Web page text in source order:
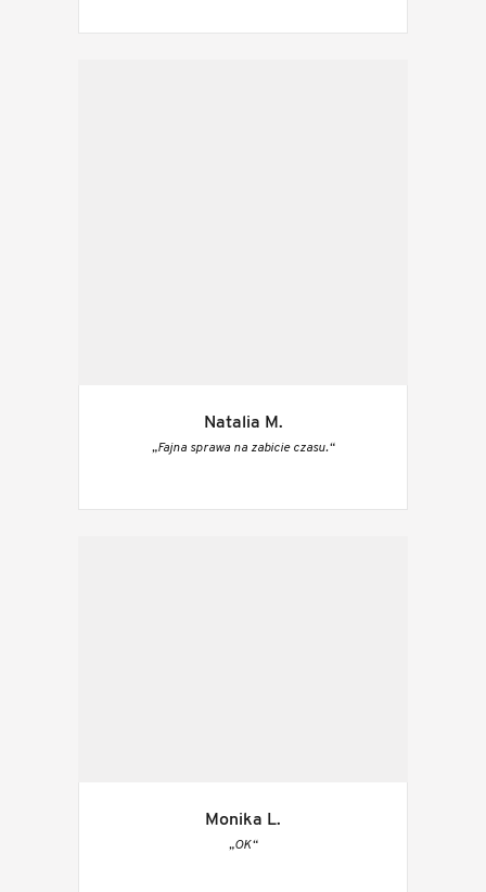
Natalia M.
„Fajna sprawa na zabicie czasu.“
Monika L.
„OK“